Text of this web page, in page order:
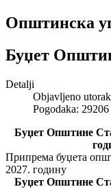
Општинска
Буџет
Detalji
Objavljeno
Pogodaka: 29206
Буџет Општине
Припрема буџета
2027. годину
Буџет Општине